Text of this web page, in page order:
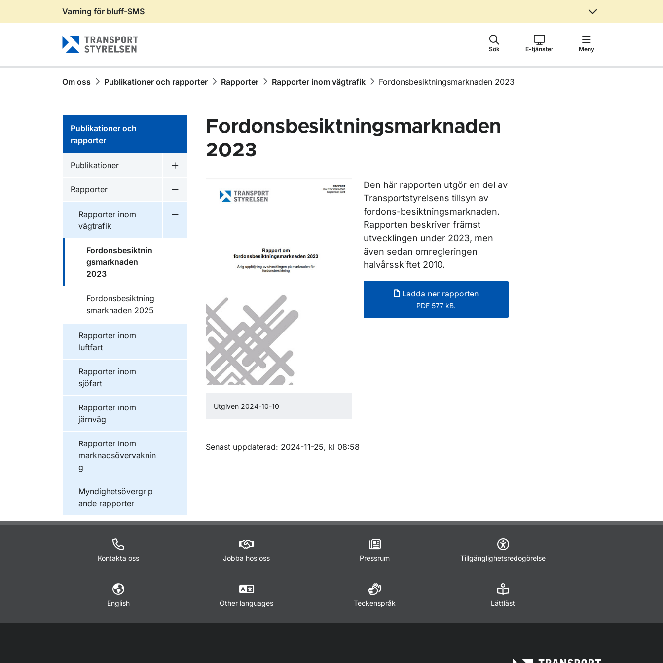
Gå till sidans innehåll
Varning för bluff-SMS
Sök E-tjänster Meny
Om oss Publikationer och rapporter Rapporter Rapporter inom vägtrafik Fordonsbesiktningsmarknaden 2023
Publikationer och
rapporter
Publikationer inom
Publikationer
Undermeny för Publikationer
Publikationer inom
Rapporter
Undermeny för Rapporter
Publikationer inom
Rapporter inom
vägtrafik
Publikationer inom
Fordonsbesiktnin
gsmarknaden
2023
Publikationer inom
Fordonsbesiktning
smarknaden 2025
Publikationer inom
Rapporter inom
luftfart
Publikationer inom
Rapporter inom
sjöfart
Publikationer inom
Rapporter inom
järnväg
Publikationer inom
Rapporter inom
marknadsövervaknin
g
Publikationer inom
Myndighetsövergrip
ande rapporter
Fordonsbesiktningsmarknaden
2023
Utgiven 2024-10-10
Den här rapporten utgör en del av
Transportstyrelsens tillsyn av
fordons-besiktningsmarknaden.
Rapporten beskriver främst
utvecklingen under 2023, men
även sedan omregleringen
halvårsskiftet 2010.
Ladda ner rapporten
PDF 577 kB.
Om sidan
Senast uppdaterad: 2024-11-25, kl 08:58
Kontakta oss Jobba hos oss Pressrum Tillgänglighetsredogörelse
English Other languages Teckenspråk Lättläst